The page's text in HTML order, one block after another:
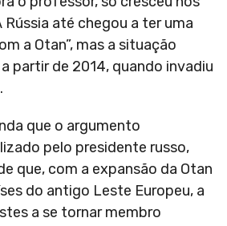
Rússia até chegou a ter uma
a Otan”, mas a situação
partir de 2014, quando invadiu
que o argumento
pelo presidente russo,
que, com a expansão da Otan
do antigo Leste Europeu, a
a se tornar membro